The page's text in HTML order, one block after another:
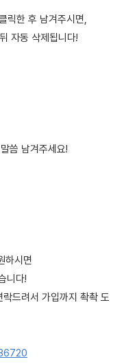
릭한 후 남겨주시면,
자동 삭제됩니다!
씀 남겨주세요!
하시면
니다!
드려서 가입까지 촥촥 도